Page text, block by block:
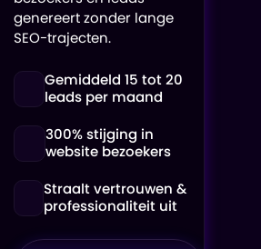
genereert zonder lange
SEO-trajecten.
Gemiddeld 15 tot 20
leads per maand
300% stijging in
website bezoekers
Straalt vertrouwen &
professionaliteit uit